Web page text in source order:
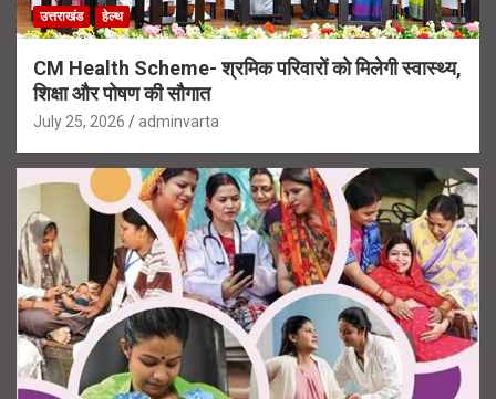
उत्तराखंड हेल्थ
CM Health Scheme- श्रमिक परिवारों को मिलेगी स्वास्थ्य,
शिक्षा और पोषण की सौगात
July 25, 2026 adminvarta